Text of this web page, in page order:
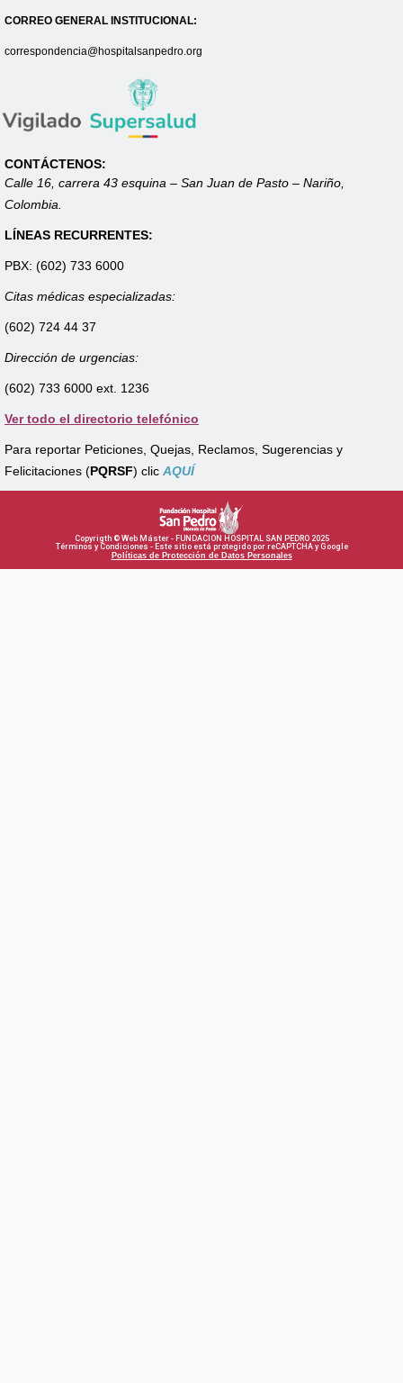
CORREO GENERAL INSTITUCIONAL:
correspondencia@hospitalsanpedro.org
CONTÁCTENOS:
Calle 16, carrera 43 esquina – San Juan de Pasto – Nariño,
Colombia.
LÍNEAS RECURRENTES:
PBX: (602) 733 6000
Citas médicas especializadas:
(602) 724 44 37
Dirección de urgencias:
(602) 733 6000 ext. 1236
Ver todo el directorio telefónico
Para reportar Peticiones, Quejas, Reclamos, Sugerencias y
Felicitaciones (PQRSF) clic AQUÍ
Copyrigth © Web Máster - FUNDACION HOSPITAL SAN PEDRO 2025
Términos y Condiciones - Este sitio está protegido por reCAPTCHA y Google
Políticas de Protección de Datos Personales